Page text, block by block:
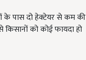
के पास दो हेक्टेयर से कम की
को कोई फायदा हो